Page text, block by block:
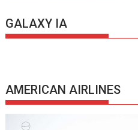
GALAXY IA
AMERICAN AIRLINES